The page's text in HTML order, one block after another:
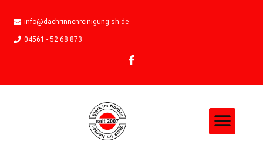
info@dachrinnenreinigung-sh.de
04561 - 52 68 873